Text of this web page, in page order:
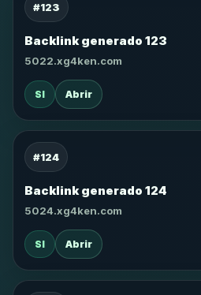
#123
Backlink generado 123
5022.xg4ken.com
SI Abrir
#124
Backlink generado 124
5024.xg4ken.com
SI Abrir